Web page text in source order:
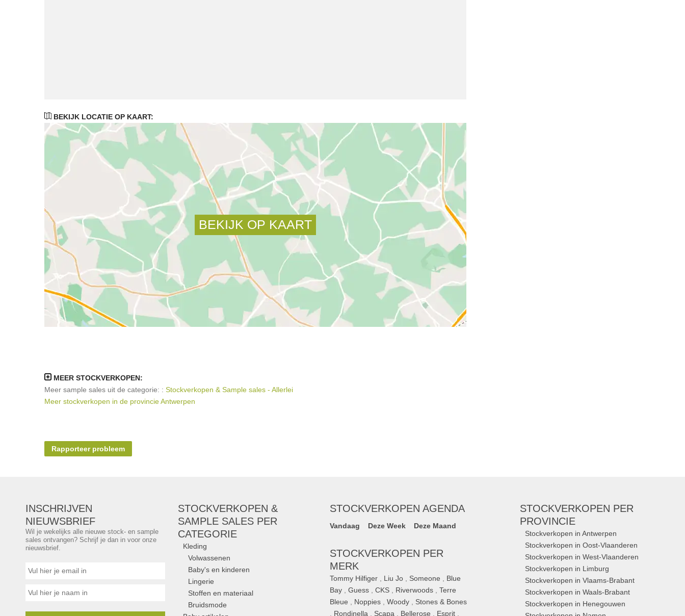
BEKIJK LOCATIE OP KAART:
MEER STOCKVERKOPEN:
Meer sample sales uit de categorie: : Stockverkopen & Sample sales - Allerlei
Meer stockverkopen in de provincie Antwerpen
Rapporteer probleem
INSCHRIJVEN
NIEUWSBRIEF
Wil je wekelijks alle nieuwe stock- en sample
sales ontvangen? Schrijf je dan in voor onze
nieuwsbrief.
STOCKVERKOPEN &
SAMPLE SALES PER
CATEGORIE
Kleding
Volwassenen
Baby's en kinderen
Lingerie
Stoffen en materiaal
Bruidsmode
STOCKVERKOPEN AGENDA
Vandaag Deze Week Deze Maand
STOCKVERKOPEN PER
MERK
Tommy Hilfiger Liu Jo Someone
Blue
Bay ,Guess ,CKS Riverwoods ,Terre
Bleue
Noppies ,Woody
Stones & Bones
Rondinella Scapa Bellerose Esprit
STOCKVERKOPEN PER
PROVINCIE
Stockverkopen in Antwerpen
Stockverkopen in Oost-Vlaanderen
Stockverkopen in West-Vlaanderen
Stockverkopen in Limburg
Stockverkopen in Vlaams-Brabant
Stockverkopen in Waals-Brabant
Stockverkopen in Henegouwen